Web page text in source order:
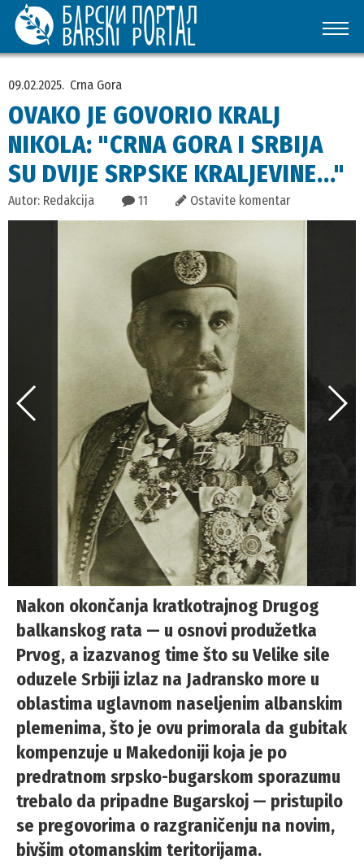
09.02.2025. Crna Gora
OVAKO JE GOVORIO KRALJ
NIKOLA: "CRNA GORA I SRBIJA
SU DVIJE SRPSKE KRALJEVINE..."
Autor: Redakcija 11 Ostavite komentar
Nakon okončanja kratkotrajnog Drugog
balkanskog rata — u osnovi produžetka
Prvog, a izazvanog time što su Velike sile
oduzele Srbiji izlaz na Jadransko more u
oblastima uglavnom naseljenim albanskim
plemenima, što je ovu primorala da gubitak
kompenzuje u Makedoniji koja je po
predratnom srpsko-bugarskom sporazumu
trebalo da pripadne Bugarskoj — pristupilo
se pregovorima o razgraničenju na novim,
bivšim otomanskim teritorijama.